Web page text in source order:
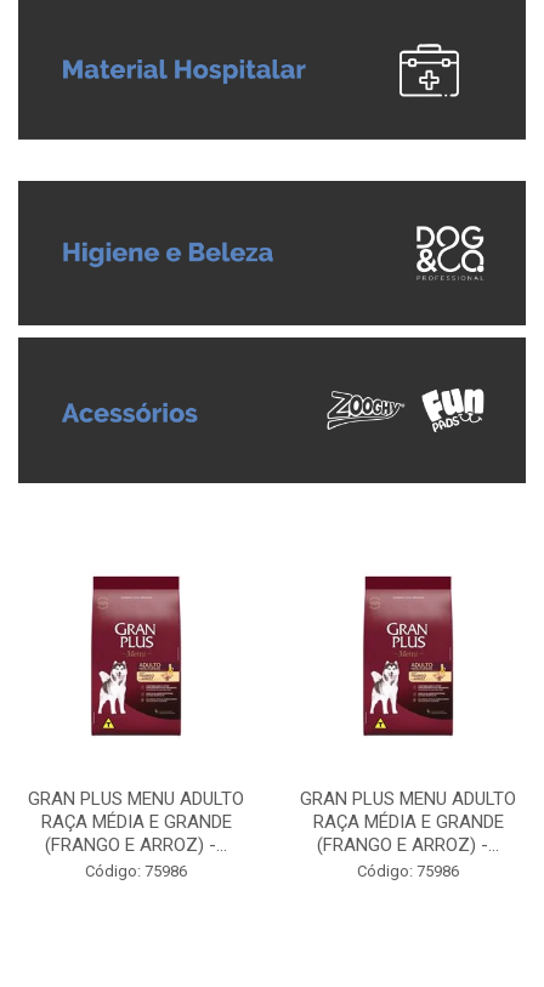
GRAN PLUS MENU ADULTO
RAÇA MÉDIA E GRANDE
(FRANGO E ARROZ) -...
Código: 75986
GRAN PLUS MENU ADULTO
RAÇA MÉDIA E GRANDE
(FRANGO E ARROZ) -...
Código: 75986